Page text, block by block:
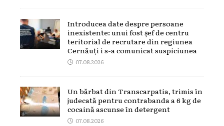
Introducea date despre persoane
inexistente: unui fost șef de centru
teritorial de recrutare din regiunea
Cernăuți i s-a comunicat suspiciunea
07.08.2026
Un bărbat din Transcarpatia, trimis în
judecată pentru contrabanda a 6 kg de
cocaină ascunse în detergent
07.08.2026